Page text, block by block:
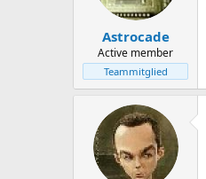
Astrocade
Active member
Teammitglied